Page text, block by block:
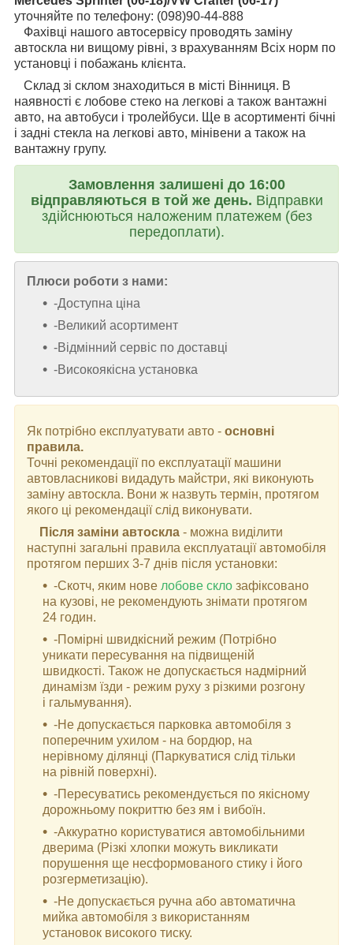
уточняйте по телефону: (098)90-44-888
Фахівці нашого автосервісу проводять заміну
автоскла ни вищому рівні, з врахуванням Всіх норм по
установці і побажань клієнта.
Склад зі склом знаходиться в місті Вінниця. В
наявності є лобове стеко на легкові а також вантажні
авто, на автобуси і тролейбуси. Ще в асортименті бічні
і задні стекла на легкові авто, мінівени а також на
вантажну групу.
Замовлення залишені до 16:00
відправляються в той же день. Відправки
здійснюються наложеним платежем (без
передоплати).
Плюси роботи з нами:
-Доступна ціна
-Великий асортимент
-Відмінний сервіс по доставці
-Високоякісна установка
Як потрібно експлуатувати авто - основні
правила.
Точні рекомендації по експлуатації машини
автовласникові видадуть майстри, які виконують
заміну автоскла. Вони ж назвуть термін, протягом
якого ці рекомендації слід виконувати.
Після заміни автоскла - можна виділити
наступні загальні правила експлуатації автомобіля
протягом перших 3-7 днів після установки:
-Скотч, яким нове лобове скло зафіксовано
на кузові, не рекомендують знімати протягом
24 годин.
-Помірні швидкісний режим (Потрібно
уникати пересування на підвищеній
швидкості. Також не допускається надмірний
динамізм їзди - режим руху з різкими розгону
і гальмування).
-Не допускається парковка автомобіля з
поперечним ухилом - на бордюр, на
нерівному ділянці (Паркуватися слід тільки
на рівній поверхні).
-Пересуватись рекомендується по якісному
дорожньому покриттю без ям і вибоїн.
-Аккуратно користуватися автомобільними
дверима (Різкі хлопки можуть викликати
порушення ще несформованого стику і його
розгерметизацію).
-Не допускається ручна або автоматична
мийка автомобіля з використанням
установок високого тиску.